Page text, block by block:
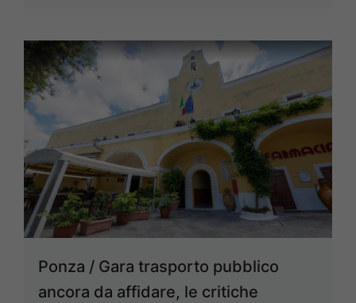
Ponza / Gara trasporto pubblico
ancora da affidare, le critiche